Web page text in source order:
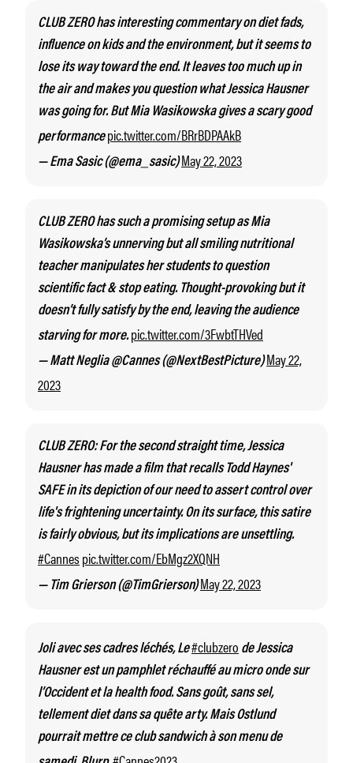
CLUB ZERO has interesting commentary on diet fads,
influence on kids and the environment, but it seems to
lose its way toward the end. It leaves too much up in
the air and makes you question what Jessica Hausner
was going for. But Mia Wasikowska gives a scary good
performancepic.twitter.com/BRrBDPAAkB
— Ema Sasic (@ema_sasic)May 22, 2023
CLUB ZERO has such a promising setup as Mia
Wasikowska’s unnerving but all smiling nutritional
teacher manipulates her students to question
scientific fact & stop eating. Thought-provoking but it
doesn’t fully satisfy by the end, leaving the audience
starving for more.pic.twitter.com/3FwbtTHVed
— Matt Neglia @Cannes (@NextBestPicture)May 22,
2023
CLUB ZERO: For the second straight time, Jessica
Hausner has made a film that recalls Todd Haynes'
SAFE in its depiction of our need to assert control over
life's frightening uncertainty. On its surface, this satire
is fairly obvious, but its implications are unsettling.
#Cannespic.twitter.com/EbMgz2XQNH
— Tim Grierson (@TimGrierson)May 22, 2023
Joli avec ses cadres léchés, Le#clubzero de Jessica
Hausner est un pamphlet réchauffé au micro onde sur
l’Occident et la health food. Sans goût, sans sel,
tellement diet dans sa quête arty. Mais Ostlund
pourrait mettre ce club sandwich à son menu de